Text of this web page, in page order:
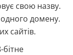
свою назву.
домену.
сайтів.